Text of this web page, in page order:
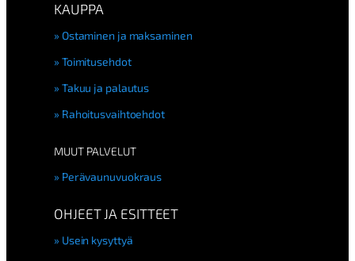
KAUPPA
Ostaminen ja maksaminen
Toimitusehdot
Takuu ja palautus
Rahoitusvaihtoehdot
MUUT PALVELUT
Perävaunuvuokraus
OHJEET JA ESITTEET
Usein kysyttyä